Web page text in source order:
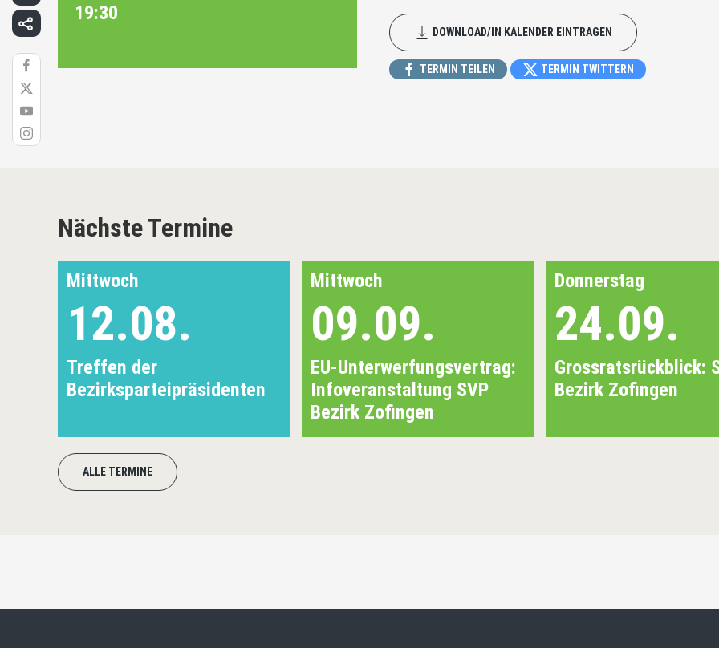
19:30
DOWNLOAD/IN KALENDER EINTRAGEN
TERMIN TEILEN TERMIN TWITTERN
Nächste Termine
Mittwoch
12.08.
Treffen der
Bezirksparteipräsidenten
Mittwoch
09.09.
EU-Unterwerfungsvertrag:
Infoveranstaltung SVP
Bezirk Zofingen
Donnerstag
24.09.
Grossratsrückblick:
Bezirk Zofingen
ALLE TERMINE